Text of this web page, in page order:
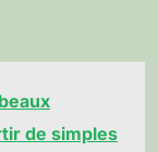
de simples